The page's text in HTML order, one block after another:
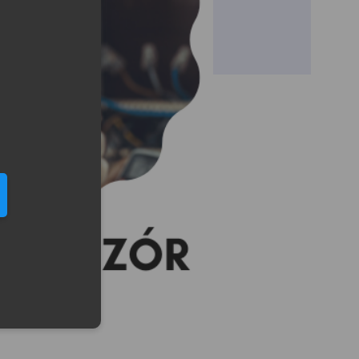
call
w formacie E164